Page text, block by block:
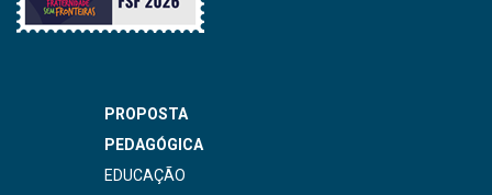
PROPOSTA
PEDAGÓGICA
EDUCAÇÃO